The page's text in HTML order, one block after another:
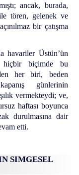
ancak, burada,
tören, gelenek ve
bir çatışma
havariler Üstün’ün
hiçbir biçimde bu
her biri, beden
günlerinin
vermekteydi; ve,
haftası boyunca
durulmasına dair
etti.
SIMGESEL